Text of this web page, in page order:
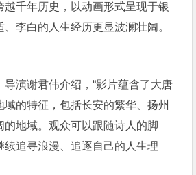
越千年历史，以动画形式呈现于银
李白的人生经历更显波澜壮阔。
导演谢君伟介绍，“影片蕴含了大唐
域的特征，包括长安的繁华、扬州
的地域。观众可以跟随诗人的脚
续追寻浪漫、追逐自己的人生理